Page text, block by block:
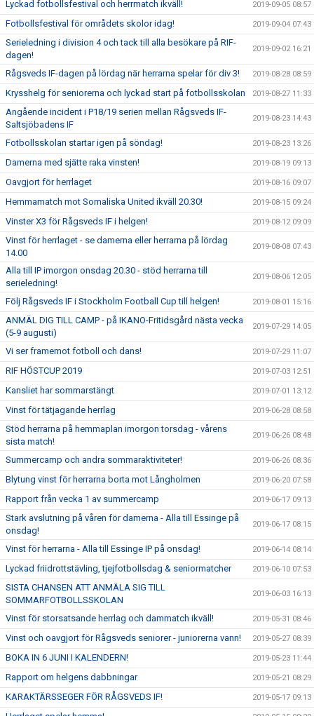
Lyckad fotbollsfestival och herrmatch ikväll! 2019-09-05 08:57
Fotbollsfestival för områdets skolor idag! 2019-09-04 07:43
Serieledning i division 4 och tack till alla besökare på RIF-
dagen!
2019-09-02 16:21
Rågsveds IF-dagen på lördag när herrarna spelar för div 3! 2019-08-28 08:59
Krysshelg för seniorerna och lyckad start på fotbollsskolan 2019-08-27 11:33
Angående incident i P18/19 serien mellan Rågsveds IF-
Saltsjöbadens IF
2019-08-23 14:43
Fotbollsskolan startar igen på söndag! 2019-08-23 13:26
Damerna med sjätte raka vinsten! 2019-08-19 09:13
Oavgjort för herrlaget 2019-08-16 09:07
Hemmamatch mot Somaliska United ikväll 20.30! 2019-08-15 09:24
Vinster X3 för Rågsveds IF i helgen! 2019-08-12 09:09
Vinst för herrlaget - se damerna eller herrarna på lördag
14.00
2019-08-08 07:43
Alla till IP imorgon onsdag 20.30 - stöd herrarna till
serieledning!
2019-08-06 12:05
Följ Rågsveds IF i Stockholm Football Cup till helgen! 2019-08-01 15:16
ANMÄL DIG TILL CAMP - på IKANO-Fritidsgård nästa vecka
(5-9 augusti)
2019-07-29 14:05
Vi ser framemot fotboll och dans! 2019-07-29 11:07
RIF HÖSTCUP 2019 2019-07-03 12:51
Kansliet har sommarstängt 2019-07-01 13:12
Vinst för tätjagande herrlag 2019-06-28 08:58
Stöd herrarna på hemmaplan imorgon torsdag - vårens
sista match!
2019-06-26 08:48
Summercamp och andra sommaraktiviteter! 2019-06-26 08:36
Blytung vinst för herrarna borta mot Långholmen 2019-06-20 07:58
Rapport från vecka 1 av summercamp 2019-06-17 09:13
Stark avslutning på våren för damerna - Alla till Essinge på
onsdag!
2019-06-17 08:15
Vinst för herrarna - Alla till Essinge IP på onsdag! 2019-06-14 08:14
Lyckad friidrottstävling, tjejfotbollsdag & seniormatcher 2019-06-10 07:53
SISTA CHANSEN ATT ANMÄLA SIG TILL
SOMMARFOTBOLLSSKOLAN
2019-06-03 16:13
Vinst för storsatsande herrlag och dammatch ikväll! 2019-05-31 08:46
Vinst och oavgjort för Rågsveds seniorer - juniorerna vann! 2019-05-27 08:39
BOKA IN 6 JUNI I KALENDERN! 2019-05-23 11:44
Rapport om helgens dabbningar 2019-05-21 08:29
KARAKTÄRSSEGER FÖR RÅGSVEDS IF! 2019-05-17 09:13